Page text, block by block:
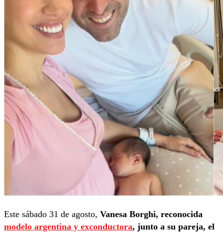
Este sábado 31 de agosto, Vanesa Borghi, reconocida
modelo argentina y exconductora, junto a su pareja, el